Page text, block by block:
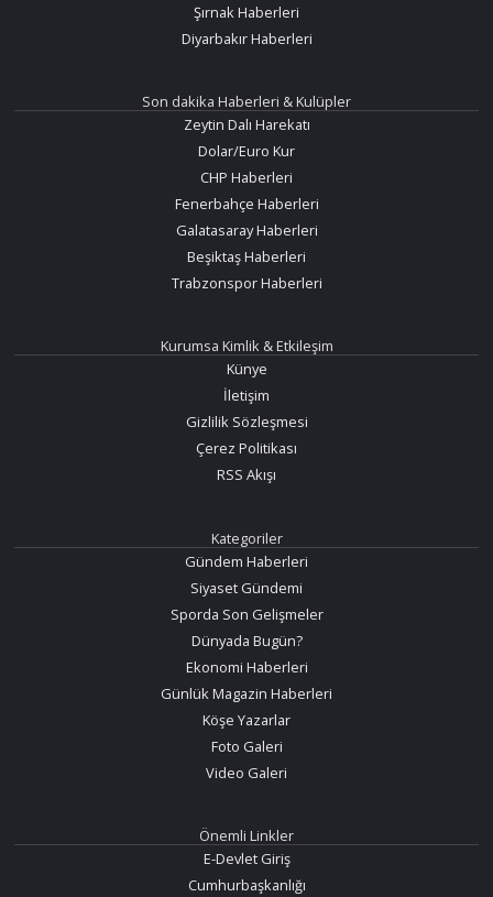
Şırnak Haberleri
Diyarbakır Haberleri
Son dakika Haberleri & Kulüpler
Zeytin Dalı Harekatı
Dolar/Euro Kur
CHP Haberleri
Fenerbahçe Haberleri
Galatasaray Haberleri
Beşiktaş Haberleri
Trabzonspor Haberleri
Kurumsa Kimlik & Etkileşim
Künye
İletişim
Gizlilik Sözleşmesi
Çerez Politikası
RSS Akışı
Kategoriler
Gündem Haberleri
Siyaset Gündemi
Sporda Son Gelişmeler
Dünyada Bugün?
Ekonomi Haberleri
Günlük Magazin Haberleri
Köşe Yazarlar
Foto Galeri
Video Galeri
Önemli Linkler
E-Devlet Giriş
Cumhurbaşkanlığı